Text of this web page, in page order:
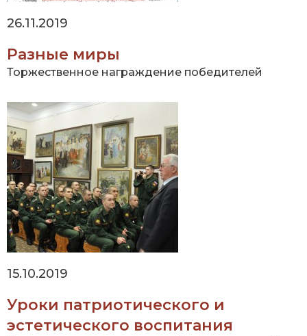
26.11.2019
Разные миры
Торжественное награждение победителей
15.10.2019
Уроки патриотического и
эстетического воспитания